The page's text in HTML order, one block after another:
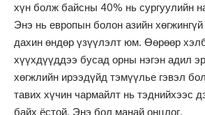
хүн болж байсны 40% нь сургуулийн
Энэ нь европын болон азийн
дахин өндөр үзүүлэлт юм. Өөрөөр
хүүхдүүддээ бусад орны нэгэн адил
хөгжлийн ирээдүйд тэмүүлье гэвэл
тавих хүчин чармайлт нь тэднийхээс
байх ёстой. Энэ бол манай онцлог.